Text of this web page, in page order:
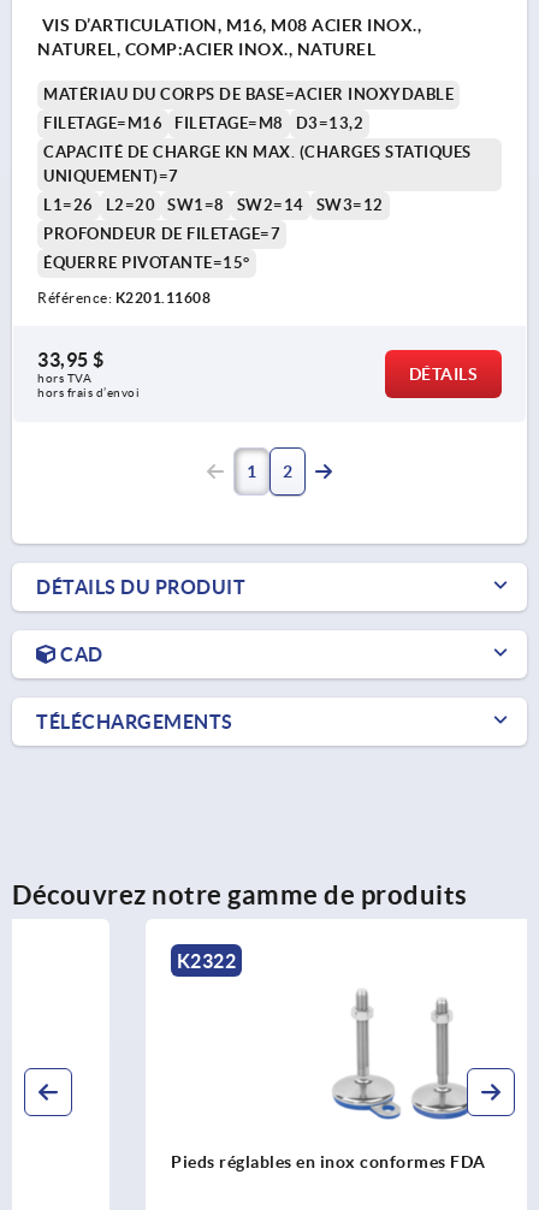
VIS D’ARTICULATION, M16, M08 ACIER INOX.,
NATUREL, COMP:ACIER INOX., NATUREL
MATÉRIAU DU CORPS DE BASE=ACIER INOXYDABLE
FILETAGE=M16
FILETAGE=M8
D3=13,2
CAPACITÉ DE CHARGE KN MAX. (CHARGES STATIQUES
UNIQUEMENT)=7
L1=26
L2=20 SW1=8 SW2=14
SW3=12
PROFONDEUR DE FILETAGE=7
ÉQUERRE PIVOTANTE=15°
Référence: K2201.11608
33,95 $
hors TVA
hors frais d’envoi
DÉTAILS
1 2
DÉTAILS DU PRODUIT
CAD
TÉLÉCHARGEMENTS
Découvrez notre gamme de produits
Pieds réglables en inox conformes FDA